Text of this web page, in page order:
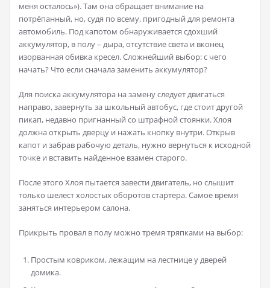
меня осталось»). Там она обращает внимание на
потрёпанный, но, судя по всему, пригодный для ремонта
автомобиль. Под капотом обнаруживается сдохший
аккумулятор, в полу – дыра, отсутствие света и вконец
изорванная обивка кресел. Сложнейший выбор: с чего
начать? Что если сначала заменить аккумулятор?
Для поиска аккумулятора на замену следует двигаться
направо, завернуть за школьный автобус, где стоит другой
пикап, недавно пригнанный со штрафной стоянки. Хлоя
должна открыть дверцу и нажать кнопку внутри. Открыв
капот и забрав рабочую деталь, нужно вернуться к исходной
точке и вставить найденное взамен старого.
После этого Хлоя пытается завести двигатель, но слышит
только шелест холостых оборотов стартера. Самое время
заняться интерьером салона.
Прикрыть провал в полу можно тремя тряпками на выбор:
Простым ковриком, лежащим на лестнице у дверей
домика.